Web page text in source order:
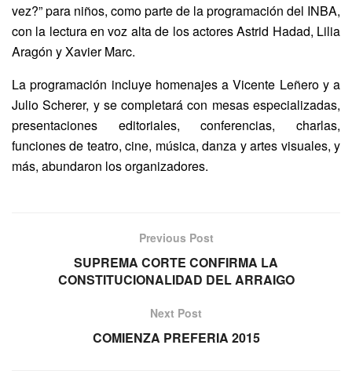
vez?” para niños, como parte de la programación del INBA,
con la lectura en voz alta de los actores Astrid Hadad, Lilia
Aragón y Xavier Marc.
La programación incluye homenajes a Vicente Leñero y a
Julio Scherer, y se completará con mesas especializadas,
presentaciones editoriales, conferencias, charlas,
funciones de teatro, cine, música, danza y artes visuales, y
más, abundaron los organizadores.
Previous Post
SUPREMA CORTE CONFIRMA LA
CONSTITUCIONALIDAD DEL ARRAIGO
Next Post
COMIENZA PREFERIA 2015